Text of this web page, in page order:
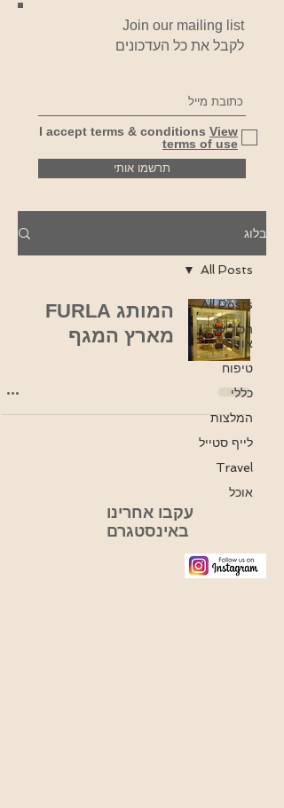
Join our mailing list
לקבל את כל העדכונים
I accept terms & conditions View
terms of use
תרשמו אותי
בלוג
All Posts
הכול על
אופנה
טיפוח
כללי
המלצות
לייף סטייל
Travel
אוכל
All Posts
המותג FURLA
מארץ המגף
עקבו אחרינו
באינסטגרם